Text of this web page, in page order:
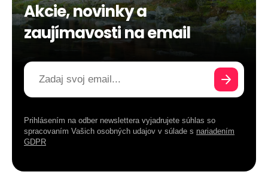
Akcie, novinky a
zaujímavosti na email
Prihlásením na odber newslettera vyjadrujete súhlas so
spracovaním Vašich osobných udajov v súlade s nariadením
GDPR